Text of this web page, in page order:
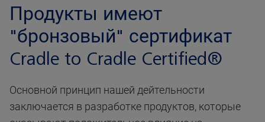
Продукты имеют
"бронзовый" сертификат
Cradle to Cradle Certified®
Основной принцип нашей дейтельности
заключается в разработке продуктов, которые